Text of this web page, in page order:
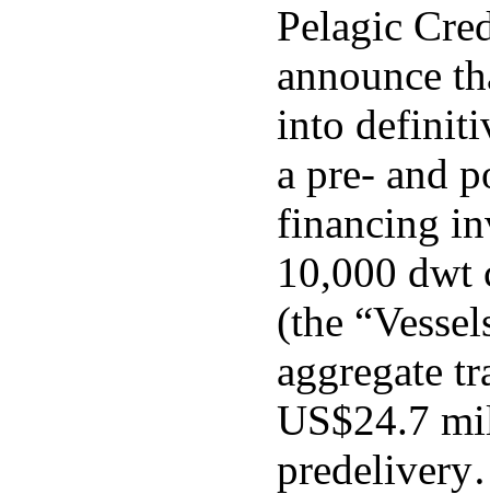
Pelagic
announce
into
a pre- and
financing
10,000 dwt
(the
aggregate
US$24.7